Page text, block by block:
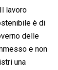
lavoro
è di
delle
e non
una